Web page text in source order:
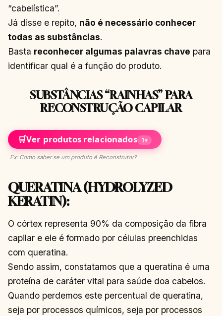
“cabelística”.
Já disse e repito, não é necessário conhecer
todas as substâncias.
Basta reconhecer algumas palavras chave para
identificar qual é a função do produto.
SUBSTÂNCIAS “RAINHAS” PARA
RECONSTRUÇÃO CAPILAR
🛒Ver produtos relacionados 1▾
Ex: Como saber se um produto é Reconstrutor?
QUERATINA (HYDROLYZED
KERATIN):
O córtex representa 90% da composição da fibra
capilar e ele é formado por células preenchidas
com queratina.
Sendo assim, constatamos que a queratina é uma
proteína de caráter vital para saúde doa cabelos.
Quando perdemos este percentual de queratina,
seja por processos químicos, seja por processos